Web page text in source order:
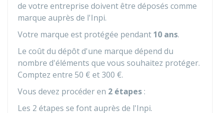
de votre entreprise doivent être déposés comme
marque auprès de l'Inpi.
Votre marque est protégée pendant 10 ans.
Le coût du dépôt d'une marque dépend du
nombre d'éléments que vous souhaitez protéger.
Comptez entre 50 € et300 €.
Vous devez procéder en 2 étapes :
Les 2 étapes se font auprès de l'Inpi.